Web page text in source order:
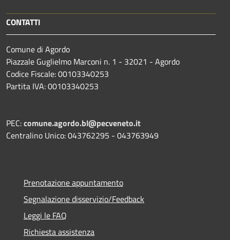
CONTATTI
Comune di Agordo
Piazzale Guglielmo Marconi n. 1 - 32021 - Agordo
Codice Fiscale: 00103340253
Partita IVA: 00103340253
PEC:comune.agordo.bl@pecveneto.it
Centralino Unico: 043762295 - 043763949
Prenotazione appuntamento
Segnalazione disservizio/Feedback
Leggi le FAQ
Richiesta assistenza